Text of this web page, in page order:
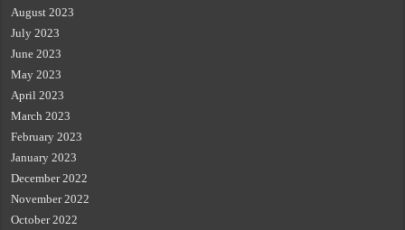
August 2023
July 2023
June 2023
May 2023
April 2023
March 2023
February 2023
January 2023
December 2022
November 2022
October 2022